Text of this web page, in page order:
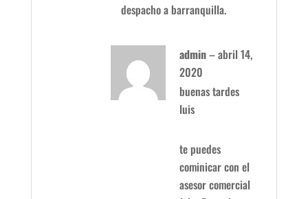
despacho a barranquilla.
admin–abril 14,
2020
buenas tardes
luis
te puedes
cominicar con el
asesor comercial